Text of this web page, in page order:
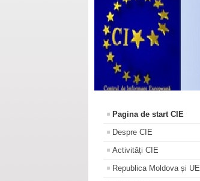
Pagina de start CIE
Despre CIE
Activități CIE
Republica Moldova și UE